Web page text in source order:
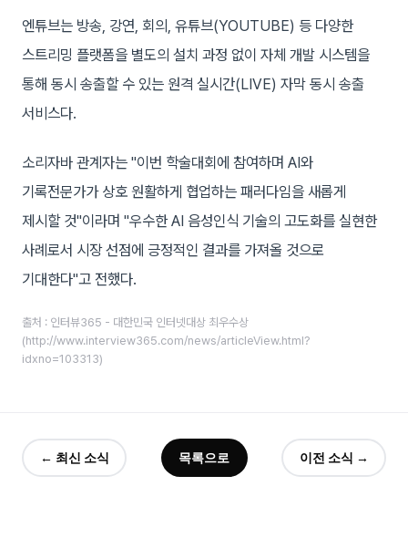
엔튜브는 방송, 강연, 회의, 유튜브(YOUTUBE) 등 다양한
스트리밍 플랫폼을 별도의 설치 과정 없이 자체 개발 시스템을
통해 동시 송출할 수 있는 원격 실시간(LIVE) 자막 동시 송출
서비스다.
소리자바 관계자는 "이번 학술대회에 참여하며 AI와
기록전문가가 상호 원활하게 협업하는 패러다임을 새롭게
제시할 것"이라며 "우수한 AI 음성인식 기술의 고도화를 실현한
사례로서 시장 선점에 긍정적인 결과를 가져올 것으로
기대한다"고 전했다.
출처 : 인터뷰365 - 대한민국 인터넷대상 최우수상
(http://www.interview365.com/news/articleView.html?
idxno=103313)
← 최신 소식 목록으로 이전 소식 →